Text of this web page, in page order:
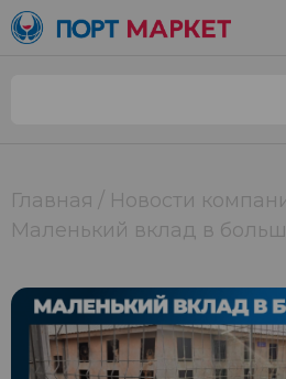
Главная
Новости
Маленький вклад в